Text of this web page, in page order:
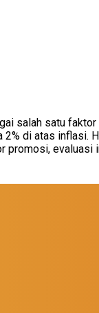
salah satu
2% di atas inflasi.
promosi, evaluasi